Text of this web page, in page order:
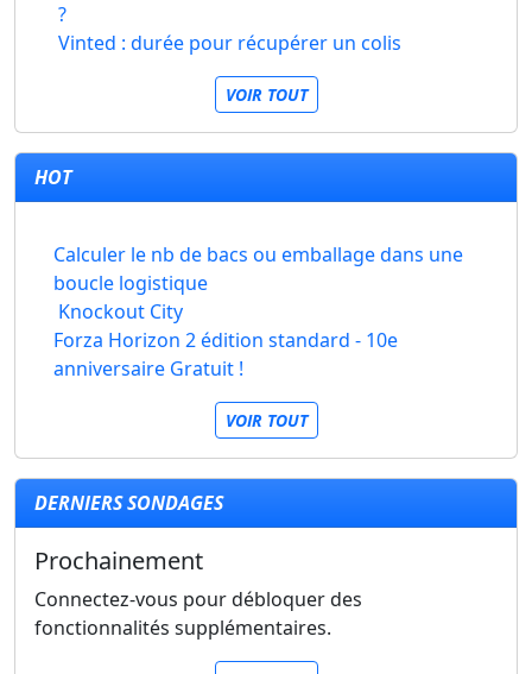
?
Vinted : durée pour récupérer un colis
VOIR TOUT
HOT
Calculer le nb de bacs ou emballage dans une
boucle logistique
Knockout City
Forza Horizon 2 édition standard - 10e
anniversaire Gratuit !
VOIR TOUT
DERNIERS SONDAGES
Prochainement
Connectez-vous pour débloquer des
fonctionnalités supplémentaires.